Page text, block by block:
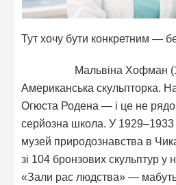
Тут хочу бути конкретним —
Мальвіна Хофман
Американська скульпторка.
Огюста Родена — і це не
серйозна школа. У
музей природознавства в
зі 104 бронзових скульптур у
«Зали рас людства» —